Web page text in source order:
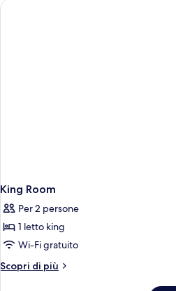
letti
letti
King Room
Per 2 persone
1 letto king
Wi-Fi gratuito
Scopri di più
Altri